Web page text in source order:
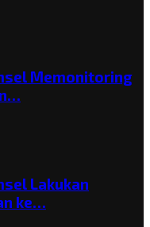
Memonitoring
Lakukan
ke…